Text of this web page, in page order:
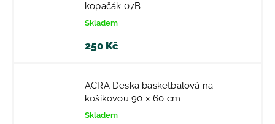
kopačák 07B
Skladem
250 Kč
ACRA Deska basketbalová na
košíkovou 90 x 60 cm
Skladem